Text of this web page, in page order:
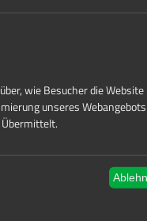
im
Luft­he­be­tech­nik
Ga­bel­stap­ler 9 t
wie Besucher die Website
unseres Webangebots.
Übermittelt.